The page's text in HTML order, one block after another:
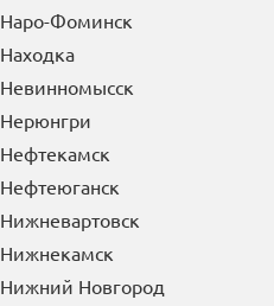
Наро-Фоминск
Находка
Невинномысск
Нерюнгри
Нефтекамск
Нефтеюганск
Нижневартовск
Нижнекамск
Нижний Новгород